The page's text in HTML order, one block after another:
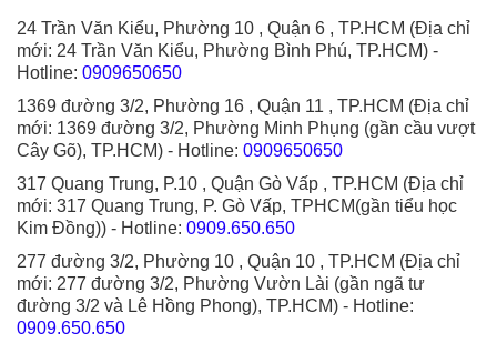
24 Trần Văn Kiểu, Phường 10 , Quận 6 , TP.HCM (Địa chỉ
mới: 24 Trần Văn Kiểu, Phường Bình Phú, TP.HCM) -
Hotline: 0909650650
1369 đường 3/2, Phường 16 , Quận 11 , TP.HCM (Địa chỉ
mới: 1369 đường 3/2, Phường Minh Phụng (gần cầu vượt
Cây Gõ), TP.HCM) - Hotline: 0909650650
317 Quang Trung, P.10 , Quận Gò Vấp , TP.HCM (Địa chỉ
mới: 317 Quang Trung, P. Gò Vấp, TPHCM(gần tiểu học
Kim Đồng)) - Hotline: 0909.650.650
277 đường 3/2, Phường 10 , Quận 10 , TP.HCM (Địa chỉ
mới: 277 đường 3/2, Phường Vườn Lài (gần ngã tư
đường 3/2 và Lê Hồng Phong), TP.HCM) - Hotline:
0909.650.650